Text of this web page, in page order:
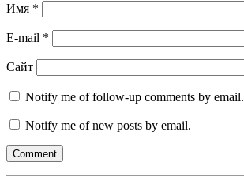
Имя *
E-mail *
Сайт
Notify me of follow-up comments by email.
Notify me of new posts by email.